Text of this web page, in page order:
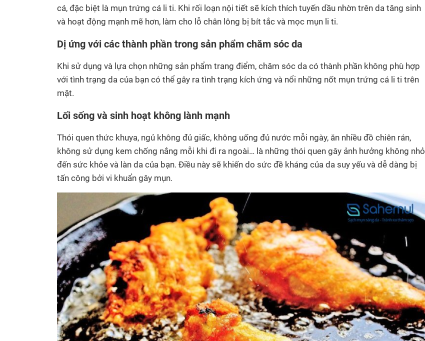
cá, đặc biệt là mụn trứng cá li ti. Khi rối loạn nội tiết sẽ kích thích tuyến dầu nhờn trên da tăng sinh
và hoạt động mạnh mẽ hơn, làm cho lỗ chân lông bị bít tắc và mọc mụn li ti.
Dị ứng với các thành phần trong sản phẩm chăm sóc da
Khi sử dụng và lựa chọn những sản phẩm trang điểm, chăm sóc da có thành phần không phù hợp
với tình trạng da của bạn có thể gây ra tình trạng kích ứng và nổi những nốt mụn trứng cá li ti trên
mặt.
Lối sống và sinh hoạt không lành mạnh
Thói quen thức khuya, ngủ không đủ giấc, không uống đủ nước mỗi ngày, ăn nhiều đồ chiên rán,
không sử dụng kem chống nắng mỗi khi đi ra ngoài… là những thói quen gây ảnh hưởng không nhỏ
đến sức khỏe và làn da của bạn. Điều này sẽ khiến do sức đề kháng của da suy yếu và dễ dàng bị
tấn công bởi vi khuẩn gây mụn.